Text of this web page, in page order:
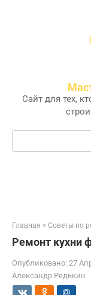
Сайт для тех,
Поиск:
Главная » Советы по
Ремонт кухни
Опубликовано: 27
Александр Редькин